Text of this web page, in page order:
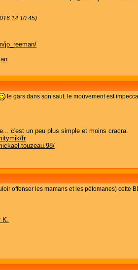
14:10:45)
jo_reeman/
le gars dans son saut, le mouvement est
c'est un peu plus simple et moins cracra.
fr
offenser les mamans et les pétomanes) cette